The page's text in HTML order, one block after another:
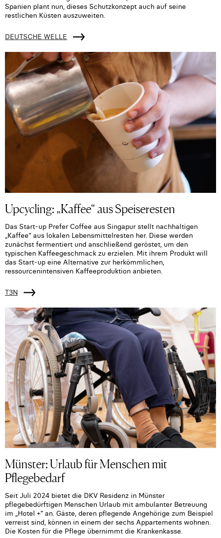
Spanien plant nun, dieses Schutzkonzept auch auf seine
restlichen Küsten auszuweiten.
DEUTSCHE WELLE
Upcycling: „Kaffee“ aus Speiseresten
Das Start-up Prefer Coffee aus Singapur stellt nachhaltigen
„Kaffee“ aus lokalen Lebensmittelresten her. Diese werden
zunächst fermentiert und anschließend geröstet, um den
typischen Kaffeegeschmack zu erzielen. Mit ihrem Produkt will
das Start-up eine Alternative zur herkömmlichen,
ressourcenintensiven Kaffeeproduktion anbieten.
T3N
Münster: Urlaub für Menschen mit
Pflegebedarf
Seit Juli 2024 bietet die DKV Residenz in Münster
pflegebedürftigen Menschen Urlaub mit ambulanter Betreuung
im „Hotel +“ an. Gäste, deren pflegende Angehörige zum Beispiel
verreist sind, können in einem der sechs Appartements wohnen.
Die Kosten für die Pflege übernimmt die Krankenkasse.